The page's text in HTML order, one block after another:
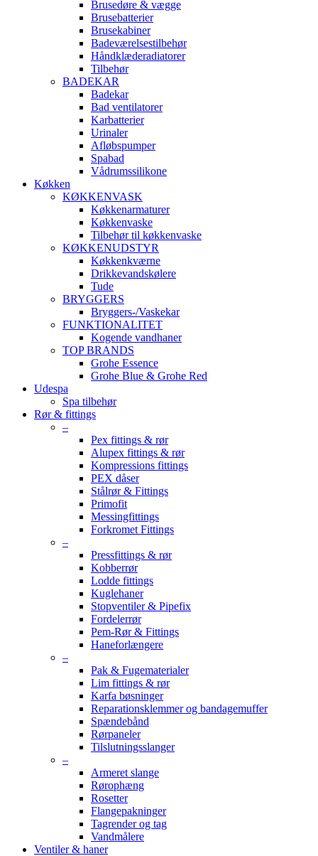
Brusedøre & vægge
Brusebatterier
Brusekabiner
Badeværelsestilbehør
Håndklæderadiatorer
Tilbehør
BADEKAR
Badekar
Bad ventilatorer
Karbatterier
Urinaler
Afløbspumper
Spabad
Vådrumssilikone
Køkken
KØKKENVASK
Køkkenarmaturer
Køkkenvaske
Tilbehør til køkkenvaske
KØKKENUDSTYR
Køkkenkværne
Drikkevandskølere
Tude
BRYGGERS
Bryggers-/Vaskekar
FUNKTIONALITET
Kogende vandhaner
TOP BRANDS
Grohe Essence
Grohe Blue & Grohe Red
Udespa
Spa tilbehør
Rør & fittings
–
Pex fittings & rør
Alupex fittings & rør
Kompressions fittings
PEX dåser
Stålrør & Fittings
Primofit
Messingfittings
Forkromet Fittings
–
Pressfittings & rør
Kobberrør
Lodde fittings
Kuglehaner
Stopventiler & Pipefix
Fordelerrør
Pem-Rør & Fittings
Haneforlængere
–
Pak & Fugematerialer
Lim fittings & rør
Karfa bøsninger
Reparationsklemmer og bandagemuffer
Spændebånd
Rørpaneler
Tilslutningsslanger
–
Armeret slange
Rørophæng
Rosetter
Flangepakninger
Tagrender og tag
Vandmålere
Ventiler & haner